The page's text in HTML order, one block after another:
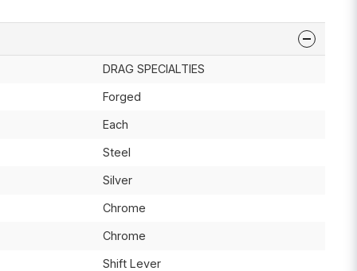
DRAG SPECIALTIES
Forged
Each
Steel
Silver
Chrome
Chrome
Shift Lever